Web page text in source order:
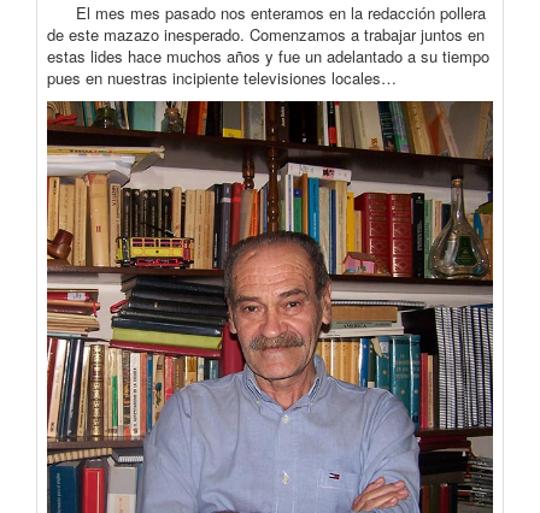
El mes mes pasado nos enteramos en la redacción pollera
de este mazazo inesperado. Comenzamos a trabajar juntos en
estas lides hace muchos años y fue un adelantado a su tiempo
pues en nuestras incipiente televisiones locales…